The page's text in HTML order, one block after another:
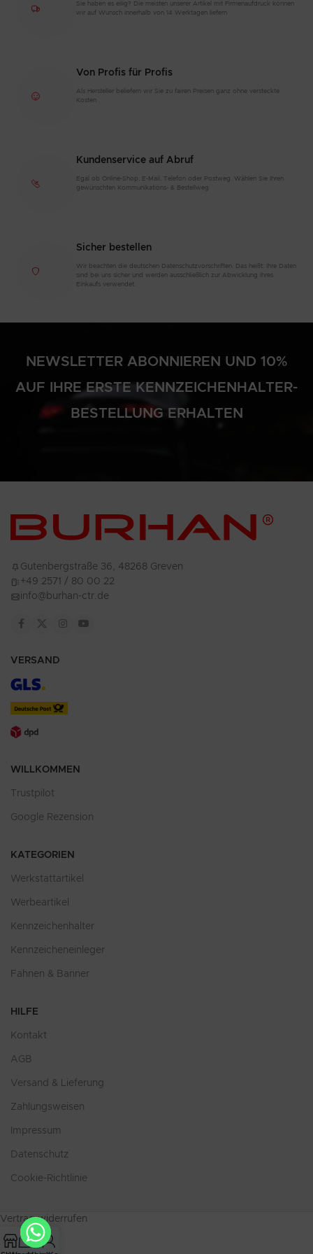
Sie haben es eilig? Die meisten unserer Artikel mit Firmenaufdruck können
wir auf Wunsch innerhalb von 14 Werktagen liefern
Von Profis für Profis
Als Hersteller beliefern wir Sie zu fairen Preisen ganz ohne versteckte
Kosten
Kundenservice auf Abruf
Egal ob Online-Shop, E-Mail, Telefon oder Postweg. Wählen Sie Ihren
gewünschten Kommunikations- & Bestellweg
Sicher bestellen
Wir beachten die deutschen Datenschutzvorschriften. Das heißt: Ihre Daten
sind bei uns sicher und werden ausschließlich zur Abwicklung Ihres
Einkaufs verwendet.
NEWSLETTER ABONNIEREN UND 10%
AUF IHRE ERSTE KENNZEICHENHALTER-
BESTELLUNG ERHALTEN
Gutenbergstraße 36, 48268 Greven
+49 2571 / 80 00 22
info@burhan-ctr.de
VERSAND
WILLKOMMEN
Trustpilot
Google Rezension
KATEGORIEN
Werkstattartikel
Werbeartikel
Kennzeichenhalter
Kennzeicheneinleger
Fahnen & Banner
HILFE
Kontakt
AGB
Versand & Lieferung
Zahlungsweisen
Impressum
Datenschutz
Cookie-Richtlinie
Vertrag widerrufen